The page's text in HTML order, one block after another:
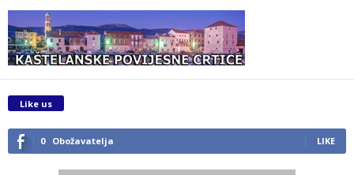
Like us
0 Obožavatelja LIKE